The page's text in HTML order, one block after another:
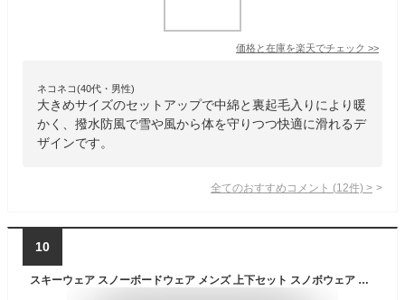
価格と在庫を楽天でチェック >>
ネコネコ(40代・男性)
大きめサイズのセットアップで中綿と裏起毛入りにより暖
かく、撥水防風で雪や風から体を守りつつ快適に滑れるデ
ザインです。
全てのおすすめコメント (12件) >
10
スキーウェア スノーボードウェア メンズ 上下セット スノボウェア スノボーウェア スノーウェア ボードウェア スキー スノーボード スノボ スノボー スノー ウェア ボード ジャケット パンツ 上下 セット おしゃれ 2025-2026 新作 送料無料